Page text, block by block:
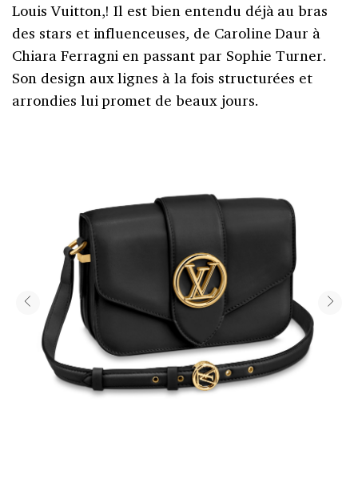
Louis Vuitton,! Il est bien entendu déjà au bras
des stars et influenceuses, de Caroline Daur à
Chiara Ferragni en passant par Sophie Turner.
Son design aux lignes à la fois structurées et
arrondies lui promet de beaux jours.